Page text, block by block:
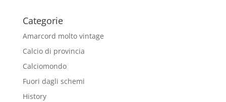
Categorie
Amarcord molto vintage
Calcio di provincia
Calciomondo
Fuori dagli schemi
History